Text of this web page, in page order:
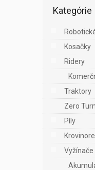
p
e
l
kategórie
Kategórie
Kosačky
Ridery
Traktory
Zero Turn
Píly
Vyžínače